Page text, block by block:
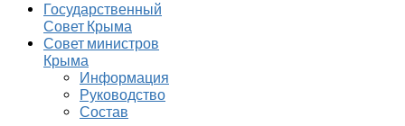
Государственный
Совет Крыма
Совет министров
Крыма
Информация
Руководство
Состав